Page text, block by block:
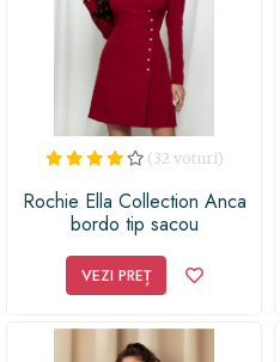
(32 voturi)
Rochie Ella Collection Anca
bordo tip sacou
VEZI PREȚ